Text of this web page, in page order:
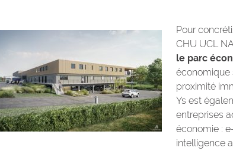
Pour
CHU UCL
le parc
économique
proximité
Ys est
entreprises
économie :
intelligence